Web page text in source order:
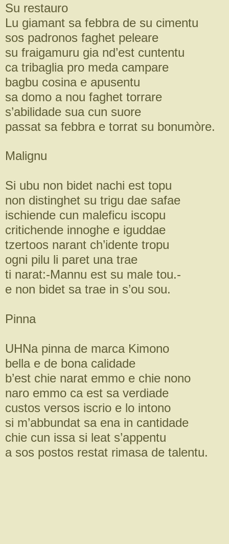
Su restauro
Lu giamant sa febbra de su cimentu
sos padronos faghet peleare
su fraigamuru gia nd’est cuntentu
ca tribaglia pro meda campare
bagbu cosina e apusentu
sa domo a nou faghet torrare
s’abilidade sua cun suore
passat sa febbra e torrat su bonumòre.
Malignu
Si ubu non bidet nachi est topu
non distinghet su trigu dae safae
ischiende cun maleficu iscopu
critichende innoghe e iguddae
tzertoos narant ch’idente tropu
ogni pilu li paret una trae
ti narat:-Mannu est su male tou.-
e non bidet sa trae in s’ou sou.
Pinna
UHNa pinna de marca Kimono
bella e de bona calidade
b’est chie narat emmo e chie nono
naro emmo ca est sa verdiade
custos versos iscrio e lo intono
si m’abbundat sa ena in cantidade
chie cun issa si leat s’appentu
a sos postos restat rimasa de talentu.